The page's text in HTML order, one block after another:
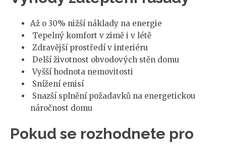
Až o 30% nižší náklady na energie
Tepelný komfort v zimě i v létě
Zdravější prostředí v interiéru
Delší životnost obvodových stěn domu
Vyšší hodnota nemovitosti
Snížení emisí
Snazší splnění požadavků na energetickou
náročnost domu
Pokud se rozhodnete pro